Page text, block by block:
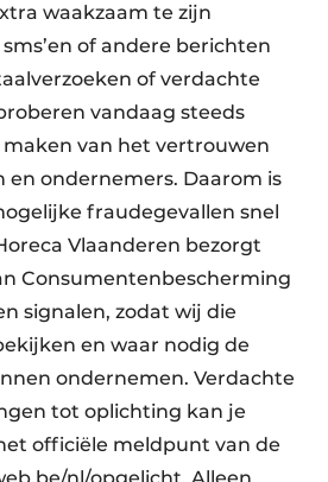
waakzaam te zijn
of andere berichten
of verdachte
vandaag steeds
van het vertrouwen
en ondernemers. Daarom is
fraudegevallen snel
Vlaanderen bezorgt
Consumentenbescherming
signalen, zodat wij die
en waar nodig de
ondernemen. Verdachte
tot oplichting kan je
officiële meldpunt van de